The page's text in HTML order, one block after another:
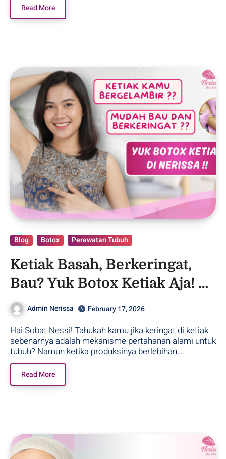
Read More
Blog Botox Perawatan Tubuh
Ketiak Basah, Berkeringat,
Bau? Yuk Botox Ketiak Aja! –
Purwodadi
Admin Nerissa February 17, 2026
Hai Sobat Nessi! Tahukah kamu jika keringat di ketiak
sebenarnya adalah mekanisme pertahanan alami untuk
tubuh? Namun ketika produksinya berlebihan,…
Read More